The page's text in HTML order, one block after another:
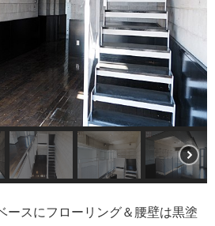
ースにフローリング＆腰壁は黒塗